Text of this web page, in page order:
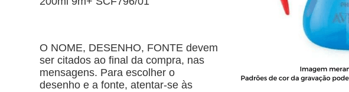
O NOME, DESENHO, FONTE devem
ser citados ao final da compra, nas
mensagens. Para escolher o
desenho e a fonte, atentar-se às